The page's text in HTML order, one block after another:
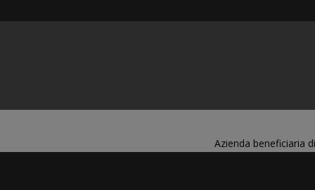
Azienda beneficiaria